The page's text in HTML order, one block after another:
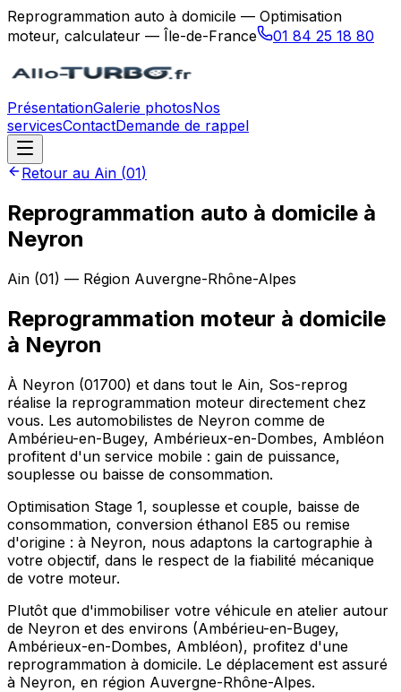
Reprogrammation auto à domicile — Optimisation
moteur, calculateur — Île-de-France
01 84 25 18 80
PrésentationGalerie photosNos
servicesContactDemande de rappel
Retour au Ain (01)
Reprogrammation auto à domicile à
Neyron
Ain (01) — Région Auvergne-Rhône-Alpes
Reprogrammation moteur à domicile
à Neyron
À Neyron (01700) et dans tout le Ain, Sos-reprog
réalise la reprogrammation moteur directement chez
vous. Les automobilistes de Neyron comme de
Ambérieu-en-Bugey, Ambérieux-en-Dombes, Ambléon
profitent d'un service mobile : gain de puissance,
souplesse ou baisse de consommation.
Optimisation Stage 1, souplesse et couple, baisse de
consommation, conversion éthanol E85 ou remise
d'origine : à Neyron, nous adaptons la cartographie à
votre objectif, dans le respect de la fiabilité mécanique
de votre moteur.
Plutôt que d'immobiliser votre véhicule en atelier autour
de Neyron et des environs (Ambérieu-en-Bugey,
Ambérieux-en-Dombes, Ambléon), profitez d'une
reprogrammation à domicile. Le déplacement est assuré
à Neyron, en région Auvergne-Rhône-Alpes.